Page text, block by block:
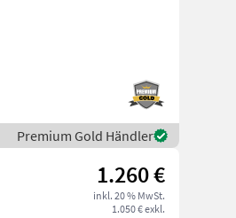
Premium Gold Händler
1.260 €
inkl. 20 % MwSt.
1.050 € exkl.